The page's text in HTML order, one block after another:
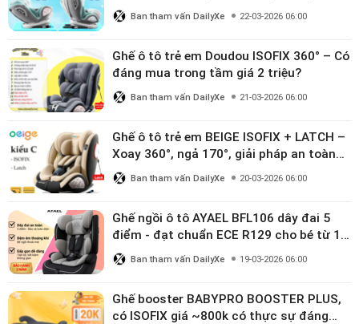
triệu
Ban tham vấn DailyXe 22-03-2026 06:00
Ghế ô tô trẻ em Doudou ISOFIX 360° – Có
đáng mua trong tầm giá 2 triệu?
Ban tham vấn DailyXe 21-03-2026 06:00
Ghế ô tô trẻ em BEIGE ISOFIX + LATCH –
Xoay 360°, ngả 170°, giải pháp an toàn
linh hoạt cho bé 0–10 tuổi
Ban tham vấn DailyXe 20-03-2026 06:00
Ghế ngồi ô tô AYAEL BFL106 dây đai 5
điểm - đạt chuẩn ECE R129 cho bé từ 1–
10 tuổi
Ban tham vấn DailyXe 19-03-2026 06:00
Ghế booster BABYPRO BOOSTER PLUS,
có ISOFIX giá ~800k có thực sự đáng